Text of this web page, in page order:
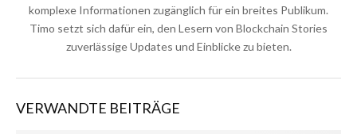
komplexe Informationen zugänglich für ein breites Publikum.
Timo setzt sich dafür ein, den Lesern von Blockchain Stories
zuverlässige Updates und Einblicke zu bieten.
VERWANDTE BEITRÄGE